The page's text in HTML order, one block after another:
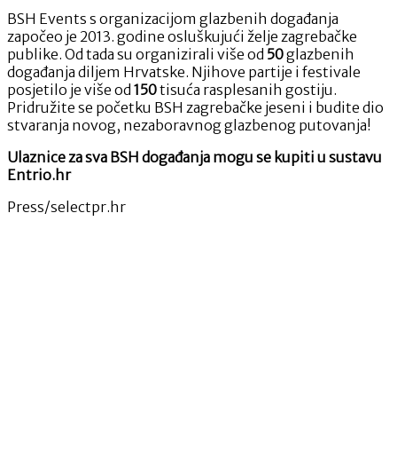
BSH Events s organizacijom glazbenih događanja
započeo je 2013. godine osluškujući želje zagrebačke
publike. Od tada su organizirali više od 50glazbenih
događanja diljem Hrvatske. Njihove partije i festivale
posjetilo je više od 150tisuća rasplesanih gostiju.
Pridružite se početku BSH zagrebačke jeseni i budite dio
stvaranja novog, nezaboravnog glazbenog putovanja!
Ulaznice za sva BSH događanja mogu se kupiti u sustavu
Entrio.hr
Press/selectpr.hr